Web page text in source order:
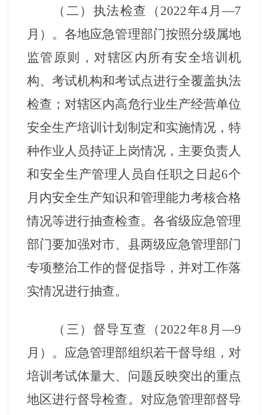
（二）执法检查（ 2022年4月—7
月）。各地应急管理部门按照分级属地
监管原则，对辖区内所有安全培训机
构、考试机构和考试点进行全覆盖执法
检查；对辖区内高危行业生产经营单位
安全生产培训计划制定和实施情况，特
种作业人员持证上岗情况，主要负责人
和安全生产管理人员自任职之日起6个
月内安全生产知识和管理能力考核合格
情况等进行抽查检查。各省级应急管理
部门要加强对市、县两级应急管理部门
专项整治工作的督促指导，并对工作落
实情况进行抽查。
（三）督导互查（ 2022年8月—9
月）。 应急管理部组织若干督导组，对
培训考试体量大、问题反映突出的重点
地区进行督导检查。对应急管理部督导